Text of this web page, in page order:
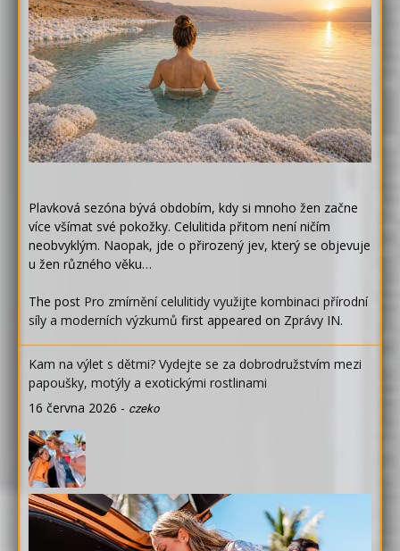
Plavková sezóna bývá obdobím, kdy si mnoho žen začne
více všímat své pokožky. Celulitida přitom není ničím
neobvyklým. Naopak, jde o přirozený jev, který se objevuje
u žen různého věku…
The post Pro zmírnění celulitidy využijte kombinaci přírodní
síly a moderních výzkumů first appeared on Zprávy IN.
Kam na výlet s dětmi? Vydejte se za dobrodružstvím mezi
papoušky, motýly a exotickými rostlinami
16 června 2026 - czeko